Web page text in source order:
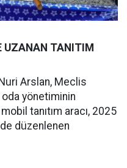
UZANAN TANITIM
Arslan, Meclis
oda yönetiminin
tanıtım aracı, 2025
düzenlenen